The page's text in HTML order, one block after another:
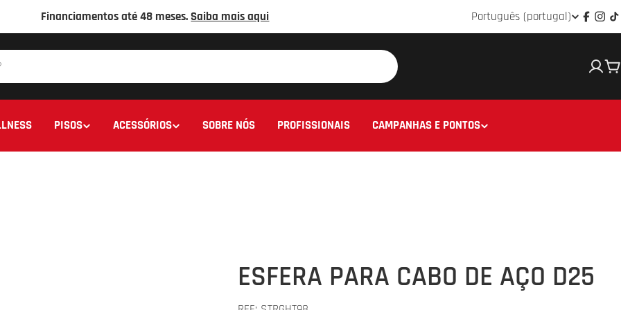
Financiamentos até 48 meses.Saiba mais aqui Idioma
Português (portugal)
PISOS ACESSÓRIOS SOBRE NÓS PROFISSIONAIS CAMPANHAS E PONTOS
ESFERA PARA CABO DE AÇO D25